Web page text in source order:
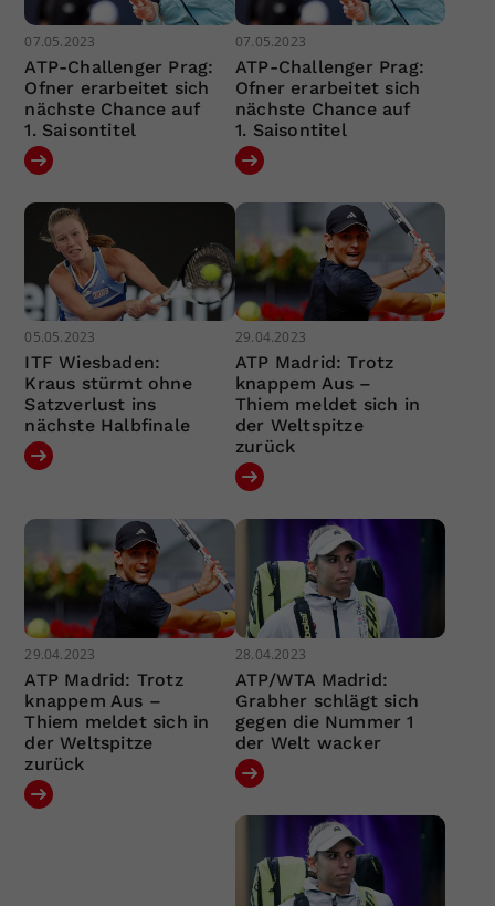
07.05.2023
ATP-Challenger Prag:
Ofner erarbeitet sich
nächste Chance auf
1. Saisontitel
07.05.2023
ATP-Challenger Prag:
Ofner erarbeitet sich
nächste Chance auf
1. Saisontitel
05.05.2023
ITF Wiesbaden:
Kraus stürmt ohne
Satzverlust ins
nächste Halbfinale
29.04.2023
ATP Madrid: Trotz
knappem Aus –
Thiem meldet sich in
der Weltspitze
zurück
29.04.2023
ATP Madrid: Trotz
knappem Aus –
Thiem meldet sich in
der Weltspitze
zurück
28.04.2023
ATP/WTA Madrid:
Grabher schlägt sich
gegen die Nummer 1
der Welt wacker